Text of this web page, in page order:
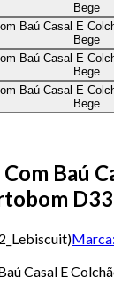
Baú
)Marca:
Casal E